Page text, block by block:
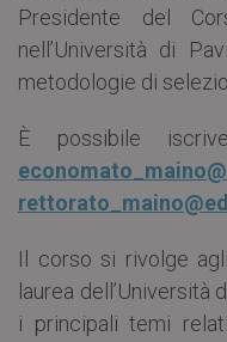
Presidente del
nell’Università di
metodologie di
È possibile
Il corso si rivolge
laurea
i principali temi